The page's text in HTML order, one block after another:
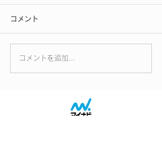
コメント
コメントを追加…